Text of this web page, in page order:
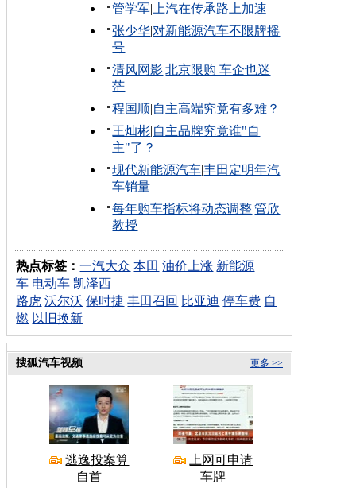
管学军| 上汽在传承路上加速
张少华|对新能源汽车不限牌摇
号
清风网影|北京限购 车企也迷
茫
程国顺|自主高端究竟有多难？
王灿彬|自主品牌究竟谁"自
主"了？
现代新能源汽车|丰田定明年汽
车销量
每年购车指标将动态调整|管欣
教授
热点标签：一汽大众 本田 油价上涨 新能源
车 电动车 凯泽西
路虎 沃尔沃 保时捷 丰田召回 比亚迪 停车费 自
燃 以旧换新
更多 >>
搜狐汽车视频
逃逸投案算
自首
上网可申请
车牌